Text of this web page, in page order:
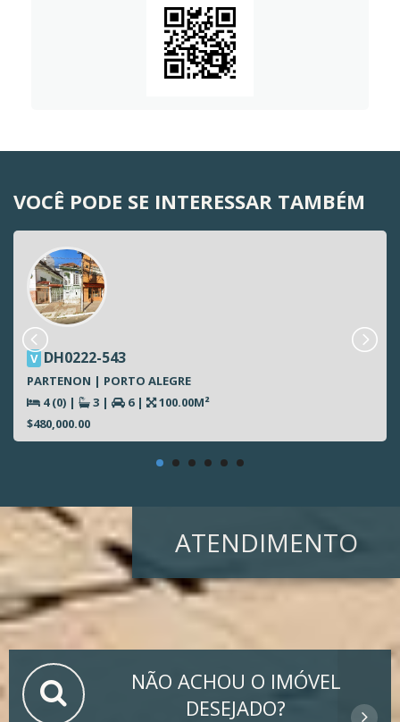
VOCÊ PODE SE INTERESSAR TAMBÉM
V DH0222-543
PARTENON | PORTO ALEGRE
4 (0) | 3 | 6 |
100.00M²
$480,000.00
ATENDIMENTO
NÃO ACHOU O IMÓVEL
DESEJADO?